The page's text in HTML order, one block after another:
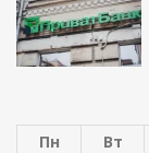
Пн
Вт